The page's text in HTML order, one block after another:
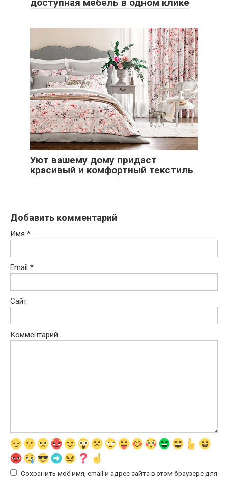
Уют вашему дому придаст
красивый и комфортный текстиль
Добавить комментарий
Имя *
Email *
Сайт
Комментарий
Сохранить моё имя, email и адрес сайта в этом браузере для